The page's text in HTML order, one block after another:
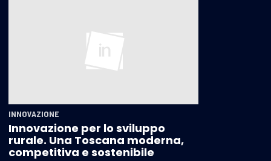
INNOVAZIONE
Innovazione per lo sviluppo
rurale. Una Toscana moderna,
competitiva e sostenibile